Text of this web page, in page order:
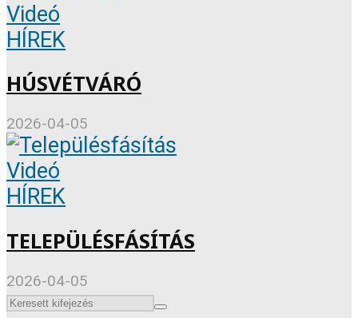
Videó
HÍREK
HÚSVÉTVÁRÓ
2026-04-05
Videó
HÍREK
TELEPÜLÉSFÁSÍTÁS
2026-04-05